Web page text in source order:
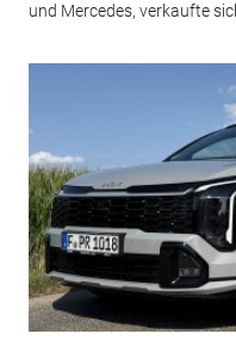
und Mercedes, verkaufte